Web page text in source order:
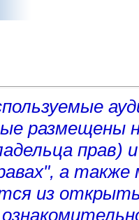
размещены
прав)
а
из